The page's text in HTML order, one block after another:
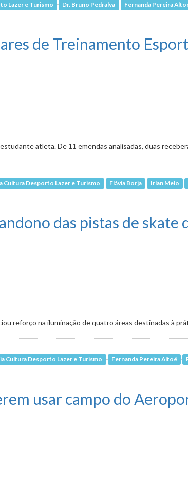
Lazer e Turismo Dr. Bruno Pedralva Fernanda Pereira
de Treinamento
atleta. De 11 emendas analisadas, duas
Cultura Desporto Lazer e Turismo Flávia Borja Irlan Melo
das pistas de skate
reforço na iluminação de quatro áreas destinadas à
Cultura Desporto Lazer e Turismo Fernanda Pereira Altoé
usar campo do